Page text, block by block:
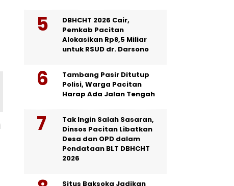
DBHCHT 2026 Cair,
Pemkab Pacitan
Alokasikan Rp8,5 Miliar
untuk RSUD dr. Darsono
Tambang Pasir Ditutup
Polisi, Warga Pacitan
Harap Ada Jalan Tengah
Tak Ingin Salah Sasaran,
Dinsos Pacitan Libatkan
Desa dan OPD dalam
Pendataan BLT DBHCHT
2026
Situs Baksoka Jadikan